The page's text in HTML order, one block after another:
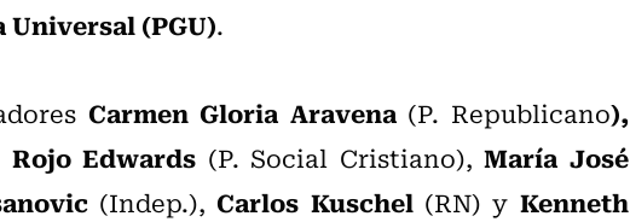
(PGU).
Carmen Gloria Aravena (P. Republicano),
Rojo Edwards (P. Social Cristiano),María José
(Indep.),Carlos Kuschel(RN) y Kenneth